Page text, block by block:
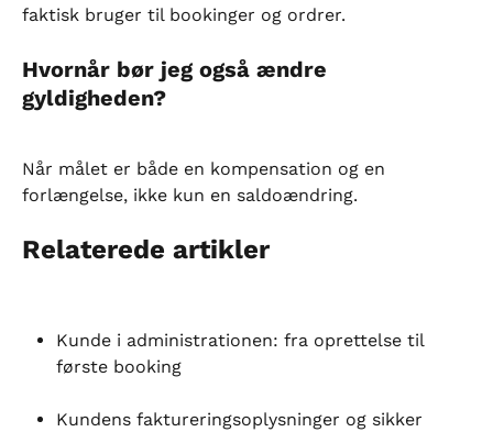
faktisk bruger til bookinger og ordrer.
Hvornår bør jeg også ændre
gyldigheden?
Når målet er både en kompensation og en
forlængelse, ikke kun en saldoændring.
Relaterede artikler
Kunde i administrationen: fra oprettelse til
første booking
Kundens faktureringsoplysninger og sikker